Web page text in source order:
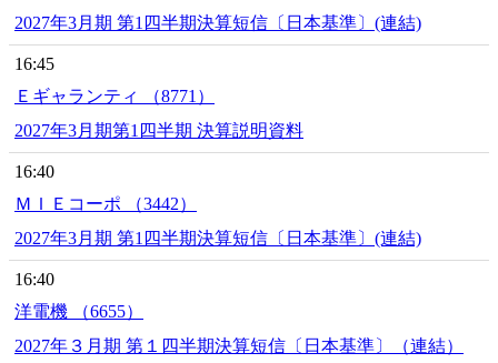
2027年3月期 第1四半期決算短信〔日本基準〕(連結)
16:45
Ｅギャランティ （8771）
2027年3月期第1四半期 決算説明資料
16:40
ＭＩＥコーポ （3442）
2027年3月期 第1四半期決算短信〔日本基準〕(連結)
16:40
洋電機 （6655）
2027年３月期 第１四半期決算短信〔日本基準〕（連結）